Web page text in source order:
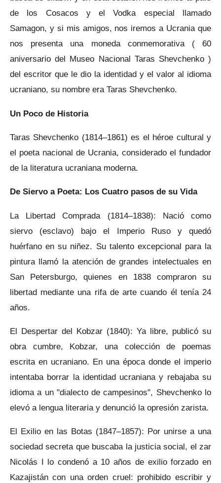
de los Cosacos y el Vodka especial llamado
Samagon, y si mis amigos, nos iremos a Ucrania que
nos presenta una moneda conmemorativa ( 60
aniversario del Museo Nacional Taras Shevchenko )
del escritor que le dio la identidad y el valor al idioma
ucraniano, su nombre era Taras Shevchenko.
Un Poco de Historia
Taras Shevchenko (1814–1861) es el héroe cultural y
el poeta nacional de Ucrania, considerado el fundador
de la literatura ucraniana moderna.
De Siervo a Poeta: Los Cuatro pasos de su Vida
La Libertad Comprada (1814–1838): Nació como
siervo (esclavo) bajo el Imperio Ruso y quedó
huérfano en su niñez. Su talento excepcional para la
pintura llamó la atención de grandes intelectuales en
San Petersburgo, quienes en 1838 compraron su
libertad mediante una rifa de arte cuando él tenía 24
años.
El Despertar del Kobzar (1840): Ya libre, publicó su
obra cumbre, Kobzar, una colección de poemas
escrita en ucraniano. En una época donde el imperio
intentaba borrar la identidad ucraniana y rebajaba su
idioma a un "dialecto de campesinos", Shevchenko lo
elevó a lengua literaria y denunció la opresión zarista.
El Exilio en las Botas (1847–1857): Por unirse a una
sociedad secreta que buscaba la justicia social, el zar
Nicolás I lo condenó a 10 años de exilio forzado en
Kazajistán con una orden cruel: prohibido escribir y